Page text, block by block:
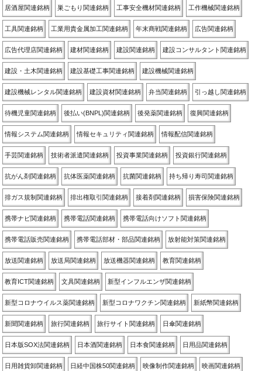
居酒屋関連銘柄 巣ごもり関連銘柄 工事安全機材関連銘柄 工作機械関連銘柄
工具関連銘柄 工業用貴金属加工関連銘柄 年末商戦関連銘柄 広告関連銘柄
広告代理店関連銘柄 建材関連銘柄 建設関連銘柄 建設コンサルタント関連銘柄
建設・土木関連銘柄 建設基礎工事関連銘柄 建設機械関連銘柄
建設機械レンタル関連銘柄 建設資材関連銘柄 弁当関連銘柄 引っ越し関連銘柄
待機児童関連銘柄 後払い(BNPL)関連銘柄 後発薬関連銘柄 復興関連銘柄
情報システム関連銘柄 情報セキュリティ関連銘柄 情報配信関連銘柄
手芸関連銘柄 技術者派遣関連銘柄 投資事業関連銘柄 投資銀行関連銘柄
抗がん剤関連銘柄 抗体医薬関連銘柄 抗菌関連銘柄 持ち帰り寿司関連銘柄
排ガス規制関連銘柄 排出権取引関連銘柄 接着剤関連銘柄 損害保険関連銘柄
携帯ナビ関連銘柄 携帯電話関連銘柄 携帯電話向けソフト関連銘柄
携帯電話販売関連銘柄 携帯電話部材・部品関連銘柄 放射能対策関連銘柄
放送関連銘柄 放送局関連銘柄 放送機器関連銘柄 教育関連銘柄
教育ICT関連銘柄 文具関連銘柄 新型インフルエンザ関連銘柄
新型コロナウイルス薬関連銘柄 新型コロナワクチン関連銘柄 新紙幣関連銘柄
新聞関連銘柄 旅行関連銘柄 旅行サイト関連銘柄 日傘関連銘柄
日本版SOX法関連銘柄 日本酒関連銘柄 日本食関連銘柄 日用品関連銘柄
日用雑貨卸関連銘柄 日経中国株50関連銘柄 映像制作関連銘柄 映画関連銘柄